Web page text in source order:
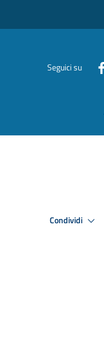
Seguici su
Condividi